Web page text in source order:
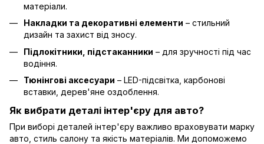
матеріали.
Накладки та декоративні елементи – стильний
дизайн та захист від зносу.
Підлокітники, підстаканники – для зручності під час
водіння.
Тюнінгові аксесуари – LED-підсвітка, карбонові
вставки, дерев'яне оздоблення.
Як вибрати деталі інтер'єру для авто?
При виборі деталей інтер'єру важливо враховувати марку
авто, стиль салону та якість матеріалів. Ми допоможемо